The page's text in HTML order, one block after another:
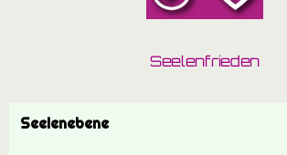
Seelenfrieden
Seelenebene